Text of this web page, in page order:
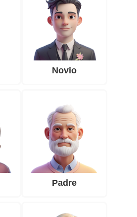
Novio
Padre